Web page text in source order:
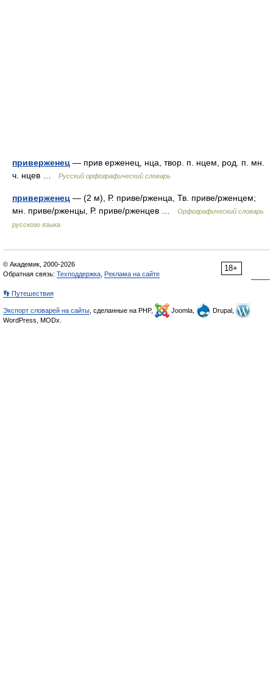
приверженец — прив ерженец, нца, твор. п. нцем, род. п. мн.
ч. нцев …
Русский орфографический словарь
приверженец — (2 м), Р. приве/рженца, Тв. приве/рженцем;
мн. приве/рженцы, Р. приве/рженцев …
Орфографический словарь
русского языка
18+
© Академик, 2000-2026
Обратная связь: Техподдержка Реклама на сайте
👣 Путешествия
Экспорт словарей на сайты , сделанные на PHP, Joomla,
Drupal,
WordPress, MODx.